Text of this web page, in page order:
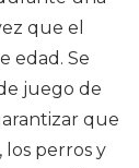
que el
edad. Se
juego de
que
los perros y